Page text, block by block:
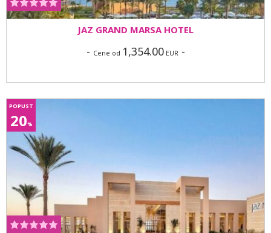
JAZ GRAND MARSA HOTEL
- Cene od 1,354.00EUR-
POPUST
20%